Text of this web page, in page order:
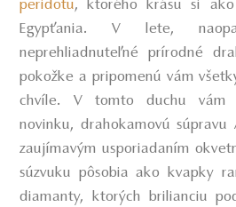
peridotu,ktorého krásu si
Egypťania. V lete,
neprehliadnuteľné prírodné
pokožke a pripomenú vám
chvíle. V tomto duchu vám
novinku, drahokamovú
zaujímavým usporiadaním
súzvuku pôsobia ako kvapky
diamanty, ktorých brilianciu